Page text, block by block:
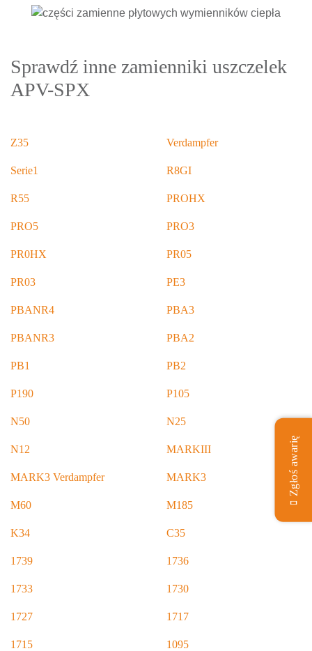
Sprawdź inne zamienniki uszczelek
APV-SPX
Z35 Verdampfer
Serie1 R8GI
R55 PROHX
PRO5 PRO3
PR0HX PR05
PR03 PE3
PBANR4 PBA3
PBANR3 PBA2
PB1 PB2
P190 P105
N50 N25
N12 MARKIII
MARK3 Verdampfer MARK3
M60 M185
K34 C35
1739 1736
1733 1730
1727 1717
1715 1095
Zgłoś awarię